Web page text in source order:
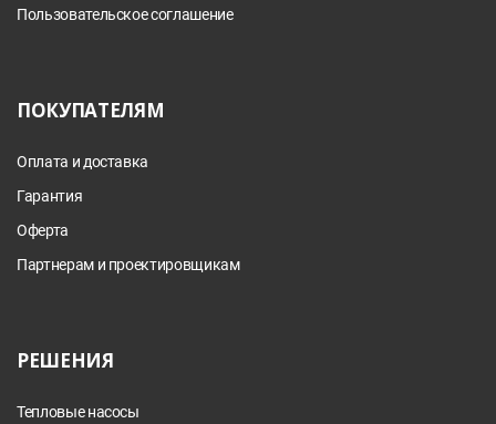
Пользовательское соглашение
ПОКУПАТЕЛЯМ
Оплата и доставка
Гарантия
Оферта
Партнерам и проектировщикам
РЕШЕНИЯ
Тепловые насосы